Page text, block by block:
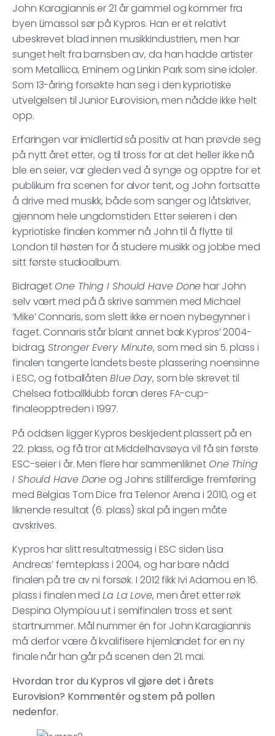
John Karagiannis er 21 år gammel og kommer fra
byen Limassol sør på Kypros. Han er et relativt
ubeskrevet blad innen musikkindustrien, men har
sunget helt fra barnsben av, da han hadde artister
som Metallica, Eminem og Linkin Park som sine idoler.
Som 13-åring forsøkte han seg i den kypriotiske
utvelgelsen til Junior Eurovision, men nådde ikke helt
opp.
Erfaringen var imidlertid så positiv at han prøvde seg
på nytt året etter, og til tross for at det heller ikke nå
ble en seier, var gleden ved å synge og opptre for et
publikum fra scenen for alvor tent, og John fortsatte
å drive med musikk, både som sanger og låtskriver,
gjennom hele ungdomstiden. Etter seieren i den
kypriotiske finalen kommer nå John til å flytte til
London til høsten for å studere musikk og jobbe med
sitt første studioalbum.
Bidraget One Thing I Should Have Donehar John
selv vært med på å skrive sammen med Michael
‘Mike’ Connaris, som slett ikke er noen nybegynner i
faget. Connaris står blant annet bak Kypros’ 2004-
bidrag,Stronger Every Minute, som med sin 5. plass i
finalen tangerte landets beste plassering noensinne
i ESC, og fotballåten Blue Day, som ble skrevet til
Chelsea fotballklubb foran deres FA-cup-
finaleopptreden i 1997.
På oddsen ligger Kypros beskjedent plassert på en
22. plass, og få tror at Middelhavsøya vil få sin første
ESC-seier i år. Men flere har sammenliknet One Thing
I Should Have Done og Johns stillferdige fremføring
med Belgias Tom Dice fra Telenor Arena i 2010, og et
liknende resultat (6. plass) skal på ingen måte
avskrives.
Kypros har slitt resultatmessig i ESC siden Lisa
Andreas’ femteplass i 2004, og har bare nådd
finalen på tre av ni forsøk. I 2012 fikk Ivi Adamou en 16.
plass i finalen med La La Love, men året etter røk
Despina Olympiou ut i semifinalen tross et sent
startnummer. Mål nummer én for John Karagiannis
må derfor være å kvalifisere hjemlandet for en ny
finale når han går på scenen den 21. mai.
Hvordan tror du Kypros vil gjøre det i årets
Eurovision? Kommentér og stem på pollen
nedenfor.